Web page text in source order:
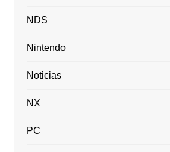
NDS
Nintendo
Noticias
NX
PC